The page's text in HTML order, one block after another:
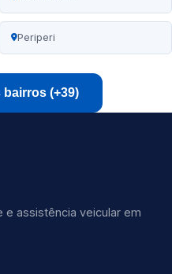
Periperi
(+39)
e assistência veicular em